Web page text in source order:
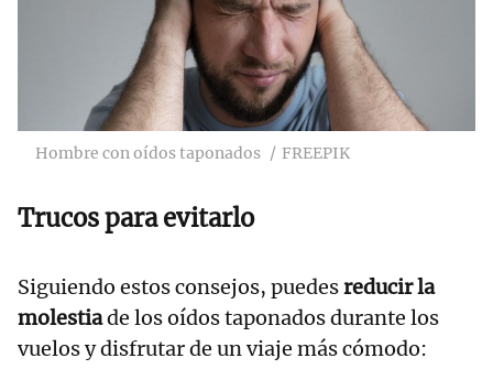
Hombre con oídos taponados FREEPIK
Trucos para evitarlo
Siguiendo estos consejos, puedesreducir la
molestiade los oídos taponados durante los
vuelos y disfrutar de un viaje más cómodo: